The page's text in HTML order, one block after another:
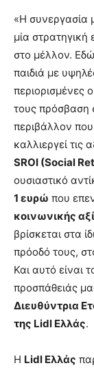
«Η συνεργασία
μία
στο μέλλον.
παιδιά με
περιορισμένες
τους πρόσβαση
περιβάλλον που
καλλιεργεί τις
SROI (Social
ουσιαστικό
1 ευρώ που
κοινωνικής
βρίσκεται στα
πρόοδό τους,
Και αυτό είναι
προσπάθειάς
Διευθύντρια
της Lidl Ελλάς.
Η Lidl Ελλάς